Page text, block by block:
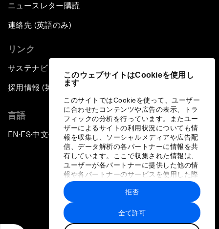
このウェブサイトはCookieを使用し
ます
このサイトではCookieを使って、ユーザー
に合わせたコンテンツや広告の表示、トラ
フィックの分析を行っています。またユー
ザーによるサイトの利用状況についても情
報を収集し、ソーシャルメディアや広告配
信、データ解析の各パートナーに情報を共
有しています。ここで収集された情報は、
ユーザーが各パートナーに提供した他の情
報や各パートナーのサービスを使用した際
に収集された情報と組み合わされ、各パー
トナーによって使用されることがありま
す。
全て許可
拒否
ニュースレター購読
連絡先 (英語のみ)
リンク
サステナビリティへの取り組み
採用情報 (英語のみ)
言語
EN ▪ ES▪中文▪ 日本語
プライバシーポリシーと利用規約
サイトマップ